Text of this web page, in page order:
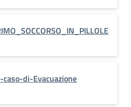
di-Evacuazione